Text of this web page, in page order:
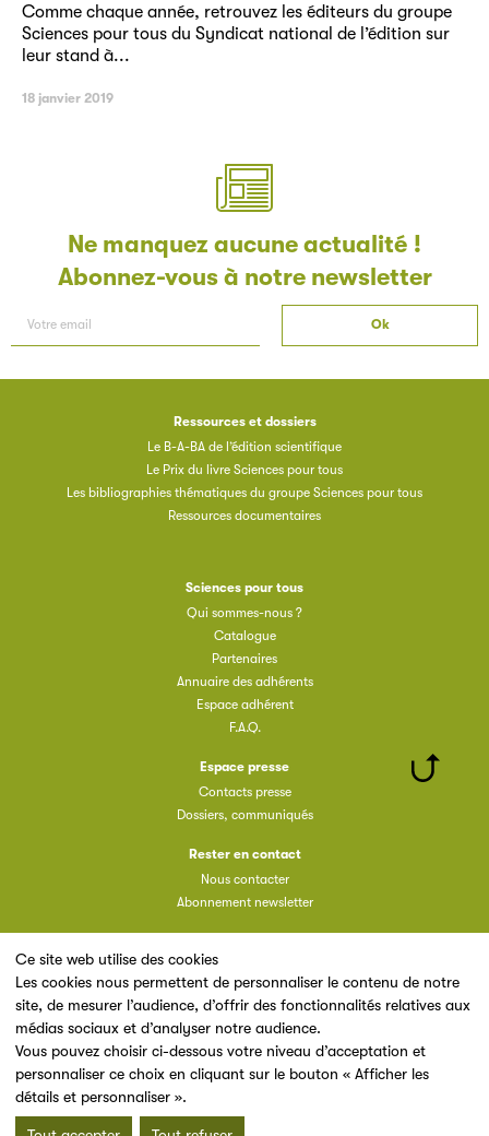
Ce site web utilise des cookies
Les cookies nous permettent de personnaliser le contenu de notre
site, de mesurer l’audience, d’offrir des fonctionnalités relatives aux
médias sociaux et d’analyser notre audience.
Vous pouvez choisir ci-dessous votre niveau d’acceptation et
personnaliser ce choix en cliquant sur le bouton « Afficher les
détails et personnaliser ».
Comme chaque année, retrouvez les éditeurs du groupe
Sciences pour tous du Syndicat national de l’édition sur
leur stand à...
18 janvier 2019
Ne manquez aucune actualité !
Abonnez-vous à notre newsletter
Ressources et dossiers
Le B-A-BA de l’édition scientifique
Le Prix du livre Sciences pour tous
Les bibliographies thématiques du groupe Sciences pour tous
Ressources documentaires
Sciences pour tous
Qui sommes-nous ?
Catalogue
Partenaires
Annuaire des adhérents
Espace adhérent
F.A.Q.
Espace presse
Contacts presse
Dossiers, communiqués
Rester en contact
Nous contacter
Abonnement newsletter
Un site du